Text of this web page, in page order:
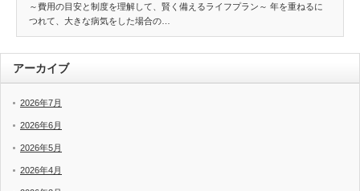
～費用の目安と制度を理解して、賢く備えるライフプラン～ 年を重ねるに
つれて、大きな病気をした場合の…
アーカイブ
2026年7月
2026年6月
2026年5月
2026年4月